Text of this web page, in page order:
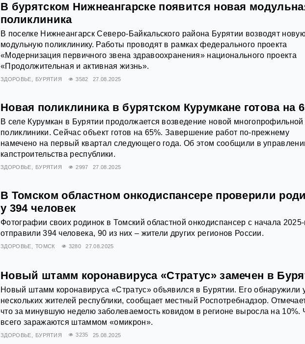
В бурятском Нижнеангарске появится новая
поликлиника
В поселке Нижнеангарск Северо-Байкальского района Бурятии возводят
модульную поликлинику. Работы проводят в рамках федерального проекта
«Модернизация первичного звена здравоохранения» национального проекта
«Продолжительная и активная жизнь».
ЗДОРОВЬЕ БУРЯТИЯ 3582 27.08.2025
Новая поликлиника в бурятском Курумкане готова на
В селе Курумкан в Бурятии продолжается возведение новой многопрофильной
поликлиники. Сейчас объект готов на 65%. Завершение работ по-прежнему
намечено на первый квартал следующего года. Об этом сообщили в
капстроительства республики.
ЗДОРОВЬЕ БУРЯТИЯ 2997 27.08.2025
В Томском областном онкодиспансере проверили
у 394 человек
Фотографии своих родинок в Томский областной онкодиспансер с начала 2025-
отправили 394 человека, 90 из них – жители других регионов России.
ЗДОРОВЬЕ ТОМСК 3280 27.08.2025
Новый штамм коронавируса «Стратус» замечен в
Новый штамм коронавируса «Стратус» объявился в Бурятии. Его обнаружили
нескольких жителей республики, сообщает местный Роспотребнадзор.
что за минувшую неделю заболеваемость ковидом в регионе выросла на 10%.
всего заражаются штаммом «омикрон».
ЗДОРОВЬЕ БУРЯТИЯ 3235 25.08.2025